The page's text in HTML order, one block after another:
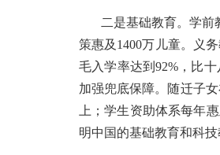
二是基础教育。学前
策惠及1400万儿童。义
毛入学率达到92%，比
加强兜底保障。随迁子
上；学生资助体系每年
明中国的基础教育和科